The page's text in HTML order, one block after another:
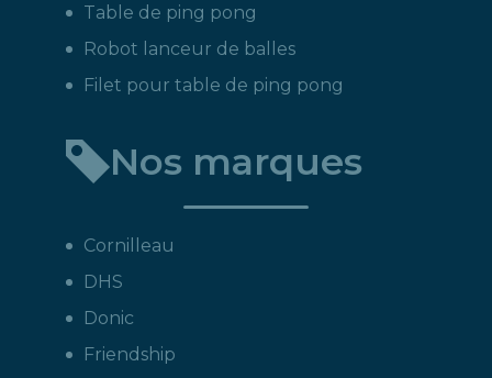
Table de ping pong
Robot lanceur de balles
Filet pour table de ping pong
Nos marques
Cornilleau
DHS
Donic
Friendship